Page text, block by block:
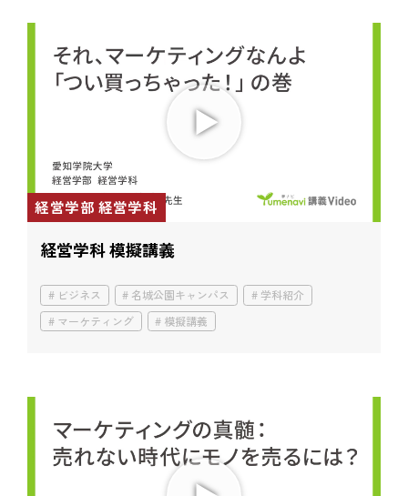
経営学部 経営学科
経営学科 模擬講義
ビジネス 名城公園キャンパス
学科紹介
マーケティング
模擬講義